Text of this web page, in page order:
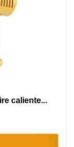
caliente...